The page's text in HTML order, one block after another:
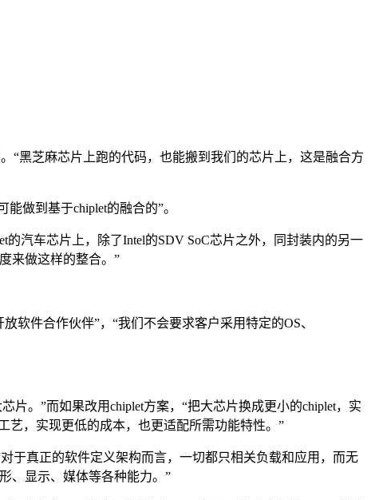
“黑芝麻芯片上跑的代码，也能搬到我们的芯片上，这是融合方
做到基于chiplet的融合的”。
汽车芯片上，除了Intel的SDV SoC芯片之外，同封装内的另一
来做这样的整合。”
软件合作伙伴”，“我们不会要求客户采用特定的OS、
。”而如果改用chiplet方案，“把大芯片换成更小的chiplet，实
艺，实现更低的成本，也更适配所需功能特性。”
于真正的软件定义架构而言，一切都只相关负载和应用，而无
、显示、媒体等各种能力。”